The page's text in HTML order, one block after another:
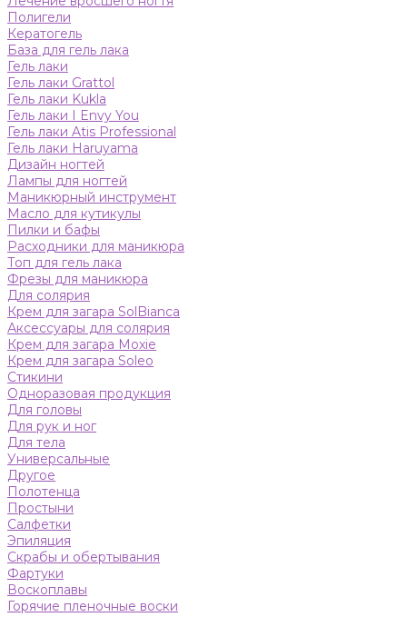
Полигели
Кератогель
База для гель лака
Гель лаки
Гель лаки Grattol
Гель лаки Kukla
Гель лаки I Envy You
Гель лаки Atis Professional
Гель лаки Haruyama
Дизайн ногтей
Лампы для ногтей
Маникюрный инструмент
Масло для кутикулы
Пилки и бафы
Расходники для маникюра
Топ для гель лака
Фрезы для маникюра
Для солярия
Крем для загара SolBianca
Аксессуары для солярия
Крем для загара Moxie
Крем для загара Soleo
Стикини
Одноразовая продукция
Для головы
Для рук и ног
Для тела
Универсальные
Другое
Полотенца
Простыни
Салфетки
Эпиляция
Скрабы и обертывания
Фартуки
Воскоплавы
Горячие пленочные воски